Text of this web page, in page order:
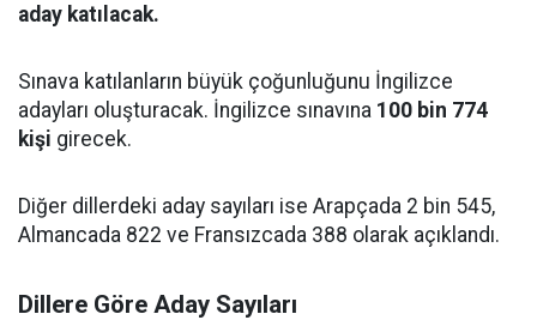
aday katılacak.
Sınava katılanların büyük çoğunluğunu İngilizce
adayları oluşturacak. İngilizce sınavına 100 bin 774
kişi girecek.
Diğer dillerdeki aday sayıları ise Arapçada 2 bin 545,
Almancada 822 ve Fransızcada 388 olarak açıklandı.
Dillere Göre Aday Sayıları